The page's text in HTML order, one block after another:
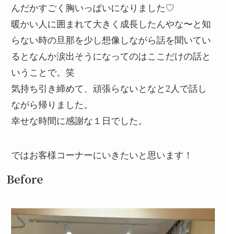
んだかすごく胸いっぱいになりました♡
暖かい人に囲まれて大きく成長したんやな〜と知
らない時の旦那を少し想像しながら話を聞いてい
るとなんか涙出そうになってのはここだけの話と
いうことで。笑
気持ち引き締めて、頑張らないとなと2人で話し
ながら帰りました。
幸せな時間に感謝な１日でした。
ではお客様コーナーにいきたいと思います！
Before